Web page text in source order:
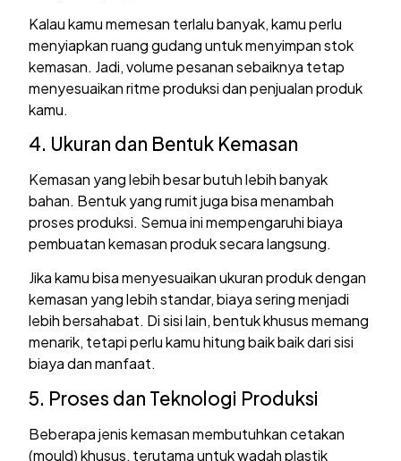
Kalau kamu memesan terlalu banyak, kamu perlu
menyiapkan ruang gudang untuk menyimpan stok
kemasan. Jadi, volume pesanan sebaiknya tetap
menyesuaikan ritme produksi dan penjualan produk
kamu.
4. Ukuran dan Bentuk Kemasan
Kemasan yang lebih besar butuh lebih banyak
bahan. Bentuk yang rumit juga bisa menambah
proses produksi. Semua ini mempengaruhi biaya
pembuatan kemasan produk secara langsung.
Jika kamu bisa menyesuaikan ukuran produk dengan
kemasan yang lebih standar, biaya sering menjadi
lebih bersahabat. Di sisi lain, bentuk khusus memang
menarik, tetapi perlu kamu hitung baik baik dari sisi
biaya dan manfaat.
5. Proses dan Teknologi Produksi
Beberapa jenis kemasan membutuhkan cetakan
(mould) khusus, terutama untuk wadah plastik